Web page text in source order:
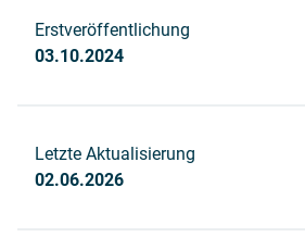
Erstveröffentlichung
03.10.2024
Letzte Aktualisierung
02.06.2026